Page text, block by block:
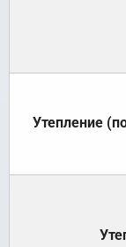
Утепление